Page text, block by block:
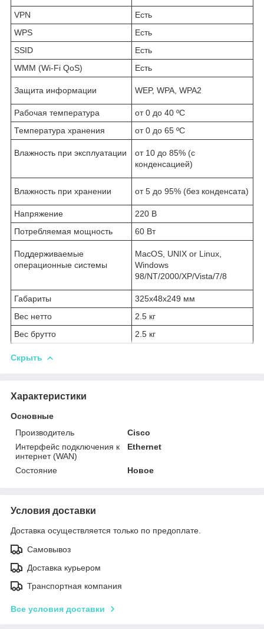
VPN
Есть
WPS
Есть
SSID
Есть
WMM (Wi-Fi QoS)
Есть
Защита информации WEP, WPA, WPA2
Рабочая температура
от 0 до 40 ºC
Температура хранения
от 0 до 65 ºC
Влажность при эксплуатации
от 10 до 85% (с
конденсацией)
Влажность при хранении от 5 до 95% (без конденсата)
Напряжение
220 В
Потребляемая мощность
60 Вт
Поддерживаемые
операционные системы
MacOS, UNIX or Linux,
Windows
98/NT/2000/XP/Vista/7/8
Габариты
325x48x249 мм
Вес нетто
2.5 кг
Вес брутто
2.5 кг
Скрыть
Характеристики
Основные
Производитель
Cisco
Интерфейс подключения к
интернет (WAN)
Ethernet
Состояние Новое
Условия доставки
Доставка осуществляется только по предоплате.
Самовывоз
Доставка курьером
Транспортная компания
Все условия доставки